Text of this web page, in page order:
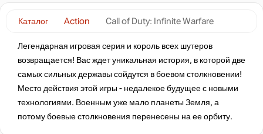
Каталог Action Call of Duty: Infinite Warfare
Легендарная игровая серия и король всех шутеров
возвращается! Вас ждет уникальная история, в которой две
самых сильных державы сойдутся в боевом столкновении!
Место действия этой игры - недалекое будущее с новыми
технологиями. Военным уже мало планеты Земля, а
потому боевые столкновения перенесены на ее орбиту.